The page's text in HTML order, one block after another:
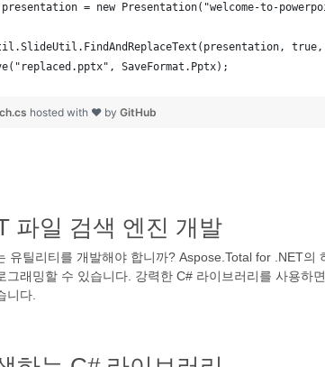
= new Presentation("welcome-to-
SaveFormat.Pptx);
hosted with ❤ by GitHub
파일 검색 엔진 개발
유틸리티를 개발해야 합니까? Aspose.Total for .NET
그래밍할 수 있습니다. 강력한 C# 라이브러리를 사용
니다.